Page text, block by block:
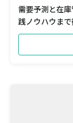
需要予測と在
践ノウハウま